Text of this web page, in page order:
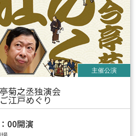
菊之丞独演会
江戸めぐり
00開演